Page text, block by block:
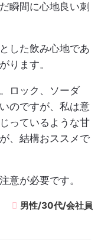
瞬間に心地良い刺
した飲み心地であ
ります。
ロック、ソーダ
のですが、私は意
っているような甘
、結構おススメで
意が必要です。
男性/30代/会社員